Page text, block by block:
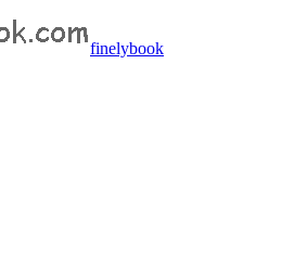
finelybook